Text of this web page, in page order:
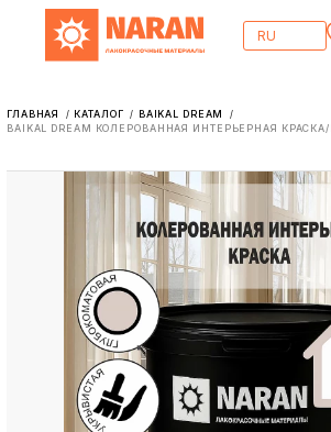
ГЛАВНАЯ / КАТАЛОГ / BAIKAL DREAM /
BAIKAL DREAM КОЛЕРОВАННАЯ ИНТЕРЬЕРНАЯ